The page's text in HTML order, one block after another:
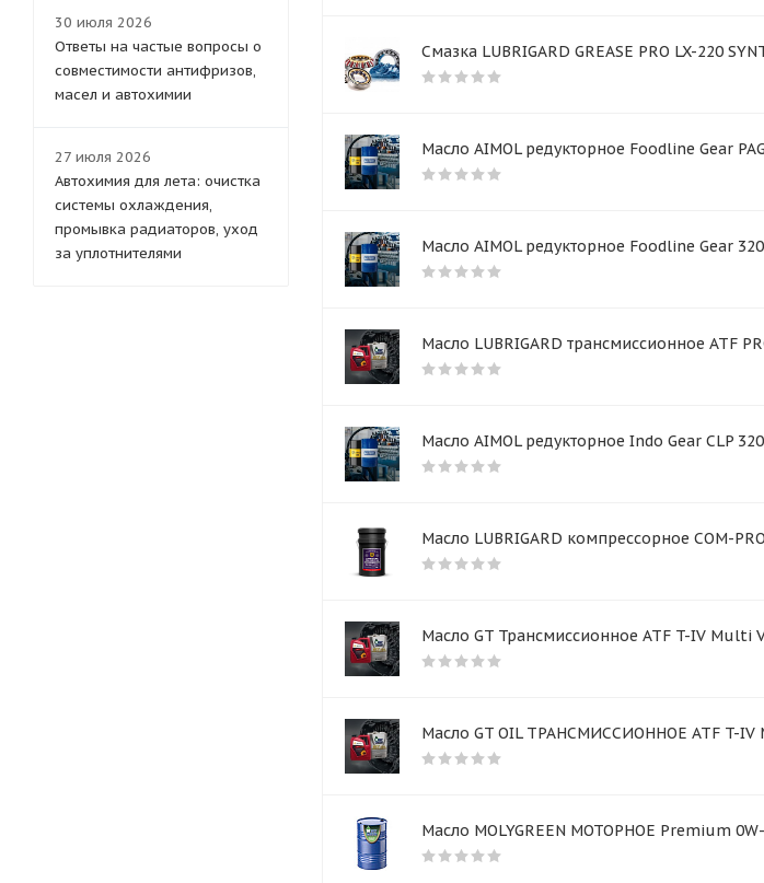
Смазка LUBRIGARD GREASE PRO LX-220
Масло AIMOL редукторное Foodline Gear
Масло AIMOL редукторное Foodline Gear
Масло LUBRIGARD трансмиссионное ATF
Масло AIMOL редукторное Indo Gear CLP
Масло LUBRIGARD компрессорное COM-
Масло GT Трансмиссионное ATF T-IV Multi
Масло GT OIL ТРАНСМИССИОННОЕ ATF T-IV
Масло MOLYGREEN МОТОРНОЕ Premium 0W-
30 июля 2026
Ответы на частые вопросы о
совместимости антифризов,
масел и автохимии
27 июля 2026
Автохимия для лета: очистка
системы охлаждения,
промывка радиаторов, уход
за уплотнителями